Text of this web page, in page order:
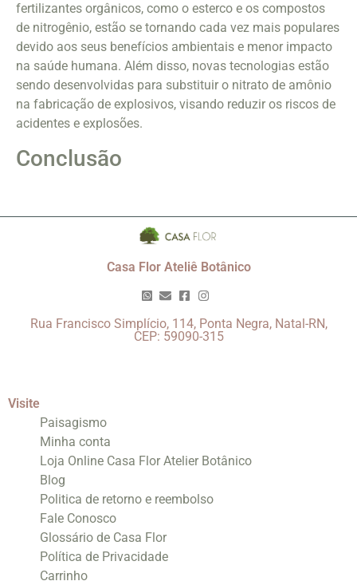
fertilizantes orgânicos, como o esterco e os compostos
de nitrogênio, estão se tornando cada vez mais populares
devido aos seus benefícios ambientais e menor impacto
na saúde humana. Além disso, novas tecnologias estão
sendo desenvolvidas para substituir o nitrato de amônio
na fabricação de explosivos, visando reduzir os riscos de
acidentes e explosões.
Conclusão
Casa Flor Ateliê Botânico
Rua Francisco Simplício, 114, Ponta Negra, Natal-RN,
CEP: 59090-315
Visite
Paisagismo
Minha conta
Loja Online Casa Flor Atelier Botânico
Blog
Politica de retorno e reembolso
Fale Conosco
Glossário de Casa Flor
Política de Privacidade
Carrinho